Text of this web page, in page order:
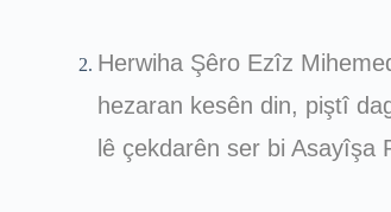
Herwiha Şêro Ezîz
hezaran kesên din, piştî
lê çekdarên ser bi Asayîşa